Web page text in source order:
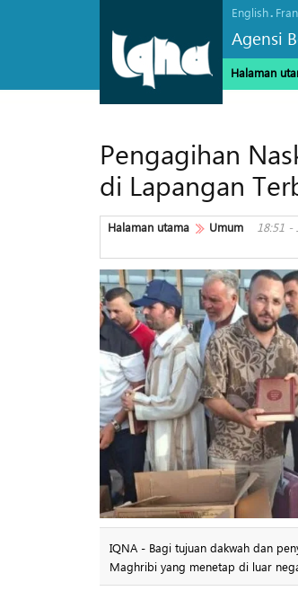
English.
Agensi
Halaman
Pengagihan
di Lapangan
Halaman utama Umum 18:51 -
IQNA - Bagi tujuan dakwah dan
Maghribi yang menetap di luar